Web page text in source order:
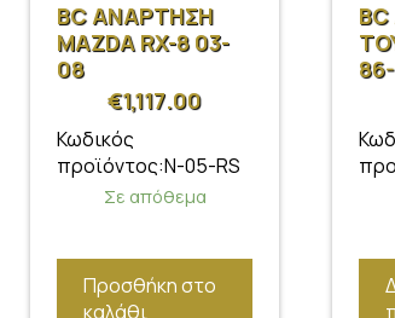
BC ΑΝΑΡΤΗΣΗ
MAZDA RX-8 03-
08
€1,117.00
Κωδικός
προϊόντος:N-05-RS
Σε απόθεμα
Προσθήκη στο
καλάθι